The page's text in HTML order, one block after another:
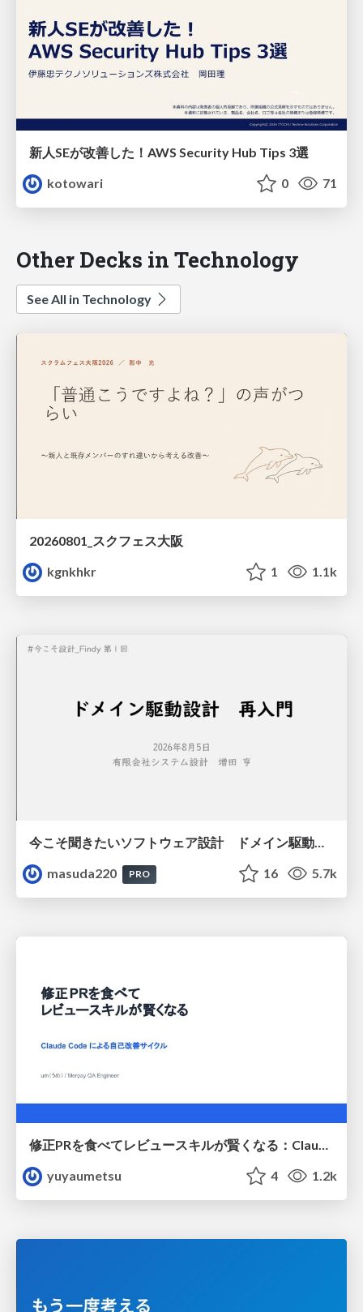
新人SEが改善した！AWS Security Hub Tips 3選
kotowari
0 71
Other Decks in Technology
See All in Technology
20260801_スクフェス大阪
kgnkhkr
1 1.1k
今こそ聞きたいソフトウェア設計 ドメイン駆動設計再入門
masuda220
PRO 16 5.7k
修正PRを食べてレビュースキルが賢くなる：Claude Codeによる自己改善サイクル
yuyaumetsu
4 1.2k